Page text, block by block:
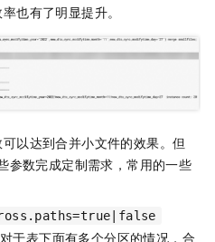
也有了明显提升。
以达到合并小文件的效果。但
参数完成定制需求，常用的一些
于表下面有多个分区的情况，合